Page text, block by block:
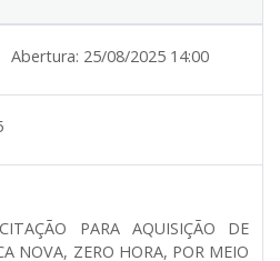
Abertura: 25/08/2025 14:00
PARA AQUISIÇÃO DE
NOVA, ZERO HORA, POR MEIO